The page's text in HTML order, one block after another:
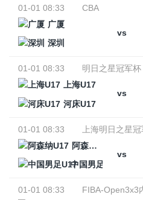
01-01 08:33
CBA
广厦
vs
深圳
01-01 08:33
明日之星冠军杯
上海U17
vs
河床U17
01-01 08:33
上海明日之星
阿森纳U17
vs
中国男足U17
01-01 08:33
FIBA-Open3x3